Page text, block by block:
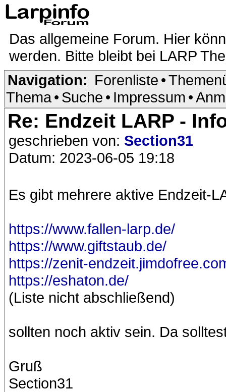
Das allgemeine Forum. Hier
werden. Bitte bleibt bei LARP
Navigation: Forenliste •
Thema• Suche • Impressum •
Re: Endzeit LARP -
geschrieben von: Section31
Datum: 2023-06-05 19:18
Es gibt mehrere aktive Endzeit-
https://www.fallen-larp.de/
https://www.giftstaub.de/
https://zenit-
https://eshaton.de/
(Liste nicht abschließend)
sollten noch aktiv sein. Da
Gruß
Section31